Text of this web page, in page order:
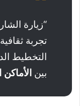
“زيارة
تجربة
التخطيط
بين